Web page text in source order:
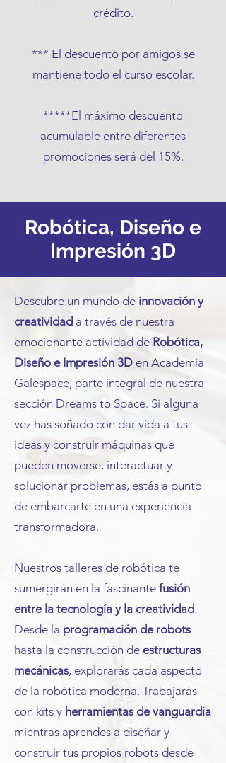
crédito.
*** El descuento por amigos se
mantiene todo el curso escolar.
*****El máximo descuento
acumulable entre diferentes
promociones será del 15%.
Robótica, Diseño e
Impresión 3D
Descubre un mundo de innovación y
creatividad a través de nuestra
emocionante actividad de Robótica,
Diseño e Impresión 3D en Academia
Galespace, parte integral de nuestra
sección Dreams to Space. Si alguna
vez has soñado con dar vida a tus
ideas y construir máquinas que
pueden moverse, interactuar y
solucionar problemas, estás a punto
de embarcarte en una experiencia
transformadora.
Nuestros talleres de robótica te
sumergirán en la fascinante fusión
entre la tecnología y la creatividad.
Desde la programación de robots
hasta la construcción de estructuras
mecánicas, explorarás cada aspecto
de la robótica moderna. Trabajarás
con kits y herramientas de vanguardia
mientras aprendes a diseñar y
construir tus propios robots desde